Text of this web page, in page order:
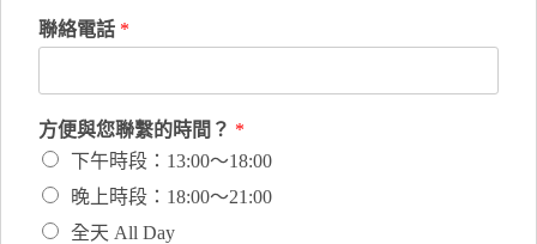
聯絡電話 *
方便與您聯繫的時間？ *
下午時段：13:00～18:00
晚上時段：18:00～21:00
全天 All Day